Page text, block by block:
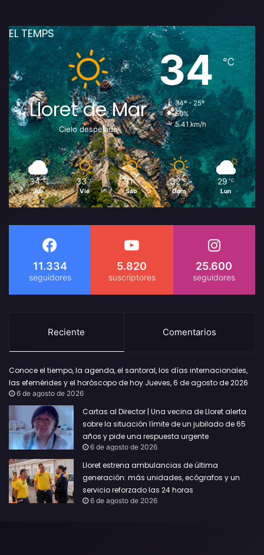
EL TEMPS
Lloret de Mar
Cielo despejado
34℃
34º - 25º
50%
5.41 km/h
34 ℃
Jue
33 ℃
Vie
31 ℃
Sáb
32 ℃
Dom
29 ℃
Lun
11.334 5.820 25.600
Reciente Comentarios
Conoce el tiempo, la agenda, el santoral, los días internacionales,
las efemérides y el horóscopo de hoy Jueves, 6 de agosto de 2026
6 de agosto de 2026
Cartas al Director | Una vecina de Lloret alerta
sobre la situación límite de un jubilado de 65
años y pide una respuesta urgente
6 de agosto de 2026
Lloret estrena ambulancias de última
generación: más unidades, ecógrafos y un
servicio reforzado las 24 horas
6 de agosto de 2026